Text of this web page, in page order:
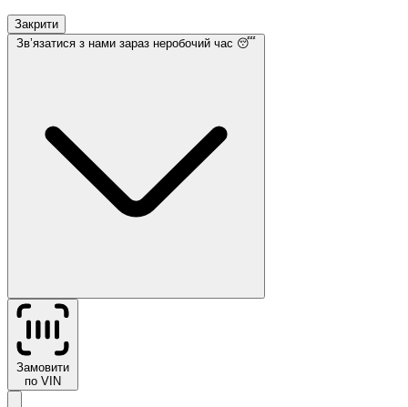
Закрити
Звʼязатися з нами зараз неробочий час 😴
Замовити
по VIN